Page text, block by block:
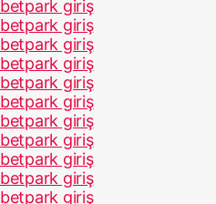
betpark giriş
betpark giriş
betpark giriş
betpark giriş
betpark giriş
betpark giriş
betpark giriş
betpark giriş
betpark giriş
betpark giriş
betpark giriş